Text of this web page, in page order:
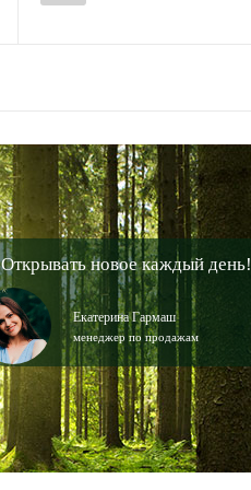
Открывать новое каждый день!
Екатерина Гармаш
менеджер по продажам